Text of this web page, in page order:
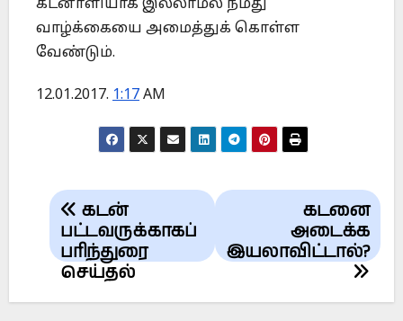
கடனாளியாக இல்லாமல் நமது
வாழ்க்கையை அமைத்துக் கொள்ள
வேண்டும்.
12.01.2017. 1:17 AM
Post
navigation
கடனை
அடைக்க
இயலாவிட்டால்?
கடன்
பட்டவருக்காகப்
பரிந்துரை
செய்தல்